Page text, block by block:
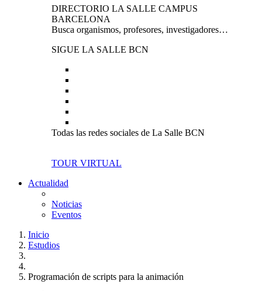
DIRECTORIO LA SALLE CAMPUS
BARCELONA
Busca organismos, profesores, investigadores…
SIGUE LA SALLE BCN
Todas las redes sociales de La Salle BCN
TOUR VIRTUAL
Actualidad
Noticias
Eventos
Inicio
Estudios
Programación de scripts para la animación